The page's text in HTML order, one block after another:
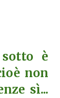
è
non
sì...